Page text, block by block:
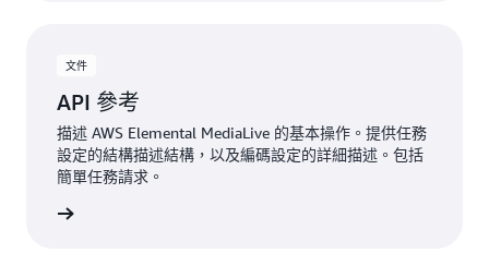
文件
API 參考
描述 AWS Elemental MediaLive 的基本操作。提供任務
設定的結構描述結構，以及編碼設定的詳細描述。包括
簡單任務請求。